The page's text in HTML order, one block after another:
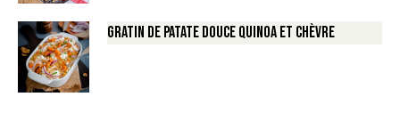
Gratin de Patate douce Quinoa et Chèvre